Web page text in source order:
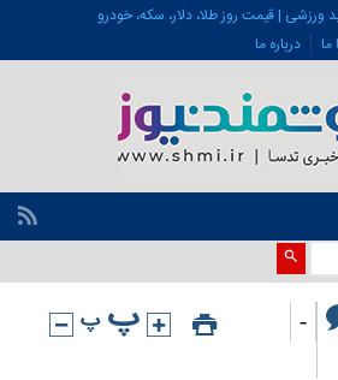
ورزشی | قیمت روز طلا، دلار، سکه، خودرو
درباره ما
-